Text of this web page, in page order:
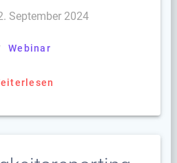
September 2024
Webinar